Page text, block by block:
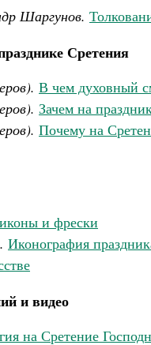
Шаргунов.
Сретения
В чем духовный
Зачем на
Почему на
и фрески
Иконография
и видео
на Сретение